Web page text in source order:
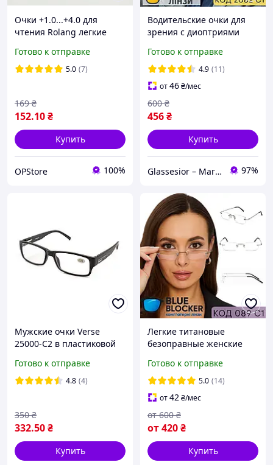
Очки +1.0...+4.0 для
чтения Rolang легкие
мужские очки для зрения
с флексами на пружинах
Готово к отправке
5.0 (7)
152.10₴
169 ₴
Купить
OPStore 100%
Водительские очки для
зрения с диоптриями
оправа на флексе. Код
2082 +0.5
Готово к отправке
4.9 (11)
от46₴/мес
456₴
600 ₴
Купить
Glassesior – Магазин оптики 97%
Мужские очки Verse
25000-C2 в пластиковой
линзами для коррекции
зрения
Готово к отправке
4.8 (4)
332.50₴
350 ₴
Купить
Легкие титановые
безоправные женские
в плюс и минус. Код 089
Готово к отправке
5.0 (14)
от42₴/мес
от420₴
от 600 ₴
Купить